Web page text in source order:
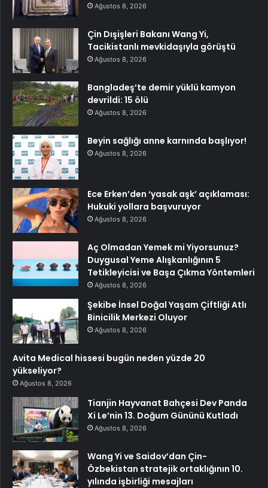
Ağustos 8, 2026
Çin Dışişleri Bakanı Wang Yi,
Tacikistanlı mevkidaşıyla görüştü
Ağustos 8, 2026
Bangladeş’te demir yüklü kamyon
devrildi: 15 ölü
Ağustos 8, 2026
Beyin sağlığı anne karnında başlıyor!
Ağustos 8, 2026
Ece Erken’den ‘yasak aşk’ açıklaması:
Hukuki yollara başvuruyor
Ağustos 8, 2026
Aç Olmadan Yemek mi Yiyorsunuz?
Duygusal Yeme Alışkanlığının 5
Tetikleyicisi ve Başa Çıkma Yöntemleri
Ağustos 8, 2026
Şekibe İnsel Doğal Yaşam Çiftliği Atlı
Binicilik Merkezi Oluyor
Ağustos 8, 2026
Avita Medical hissesi bugün neden yüzde 20
yükseliyor?
Ağustos 8, 2026
Tianjin Hayvanat Bahçesi Dev Panda
Xi Le’nin 13. Doğum Gününü Kutladı
Ağustos 8, 2026
Wang Yi ve Saidov’dan Çin-
Özbekistan stratejik ortaklığının 10.
yılında işbirliği mesajları